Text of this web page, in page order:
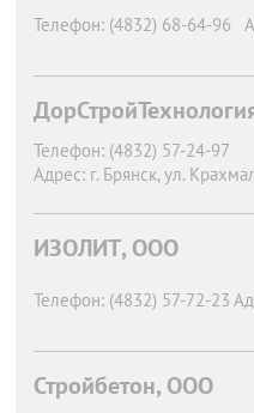
Телефон: (4832) 68-64-96
Телефон: (4832) 57-24-97
Адрес: г. Брянск, ул.
ИЗОЛИТ, ООО
Телефон: (4832) 57-72-23
Стройбетон, ООО